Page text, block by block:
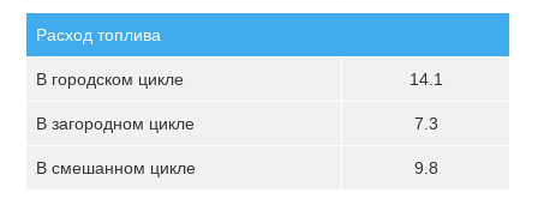
Расход топлива
В городском цикле 14.1
В загородном цикле 7.3
В смешанном цикле 9.8